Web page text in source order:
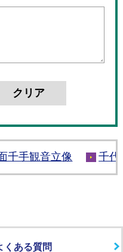
千手観音立像 千代
くある質問